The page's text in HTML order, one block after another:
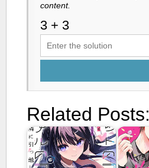
content.
Related Posts: